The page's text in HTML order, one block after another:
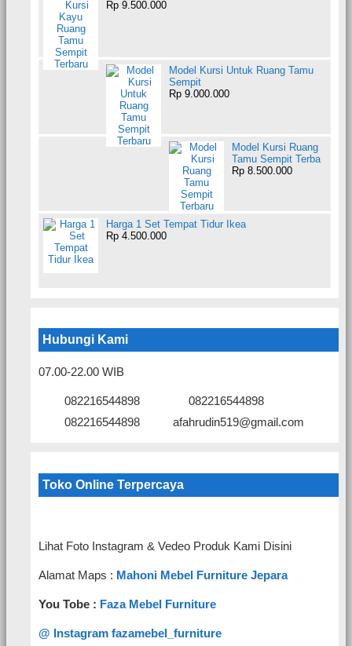
Rp 9.500.000
Model Kursi Untuk Ruang Tamu
Sempit
Rp 9.000.000
Model Kursi Ruang
Tamu Sempit Terba
Rp 8.500.000
Harga 1 Set Tempat Tidur Ikea
Rp 4.500.000
Hubungi Kami
07.00-22.00 WIB
082216544898
082216544898
082216544898
afahrudin519@gmail.com
Toko Online Terpercaya
Lihat Foto Instagram & Vedeo Produk Kami Disini
Alamat Maps : Mahoni Mebel Furniture Jepara
You Tobe : Faza Mebel Furniture
@ Instagram fazamebel_furniture